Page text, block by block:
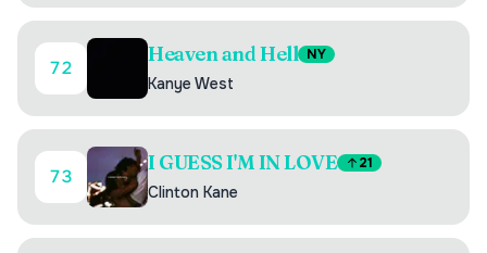
72
Heaven and Hell NY
Kanye West
73
I GUESS I'M IN LOVE 21
Clinton Kane